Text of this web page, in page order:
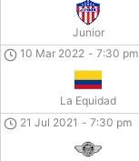
Junior
10 Mar 2022 - 7:30 pm
La Equidad
21 Jul 2021 - 7:30 pm